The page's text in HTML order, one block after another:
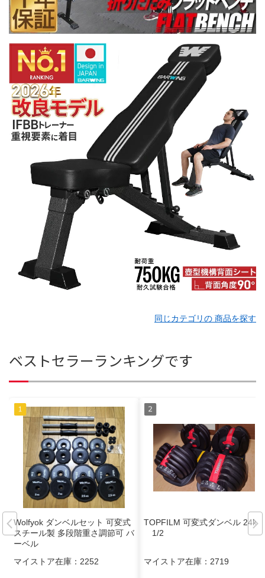
同じカテゴリの 商品を探す
ベストセラーランキングです
Wolfyok ダンベルセット 可変式
スチール製 多段階重さ調節可 バ
ーベル
マイストア在庫： 2252
TOPFILM 可変式ダンベル 24kg
1/2
マイストア在庫： 2719